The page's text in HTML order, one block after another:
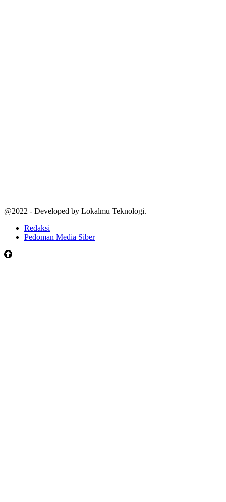
@2022 - Developed by Lokalmu Teknologi.
Redaksi
Pedoman Media Siber